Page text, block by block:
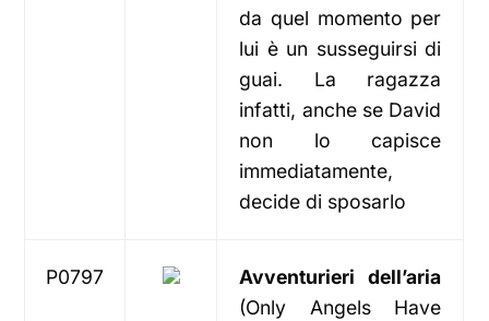
da quel momento per
lui è un susseguirsi di
guai. La ragazza
infatti, anche se David
non lo capisce
immediatamente,
decide di sposarlo
P0797
Avventurieri dell’aria
(Only Angels Have